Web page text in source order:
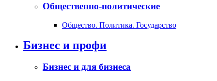
Общественно-политические
Общество. Политика. Государство
Бизнес и профи
Бизнес и для бизнеса